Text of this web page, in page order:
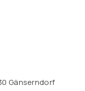
Gänserndorf